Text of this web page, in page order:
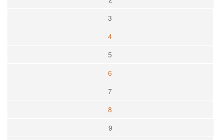
3
4
5
6
7
8
9